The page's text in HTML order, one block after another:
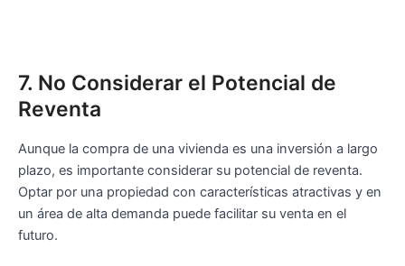
7. No Considerar el Potencial de
Reventa
Aunque la compra de una vivienda es una inversión a largo
plazo, es importante considerar su potencial de reventa.
Optar por una propiedad con características atractivas y en
un área de alta demanda puede facilitar su venta en el
futuro.